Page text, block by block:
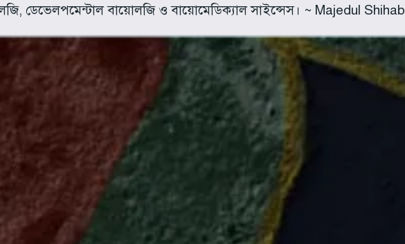
ডেভেলপমেন্টাল বায়োলজি ও বায়োমেডিক্যাল সাইন্সেস। ~ Majedul Shihab